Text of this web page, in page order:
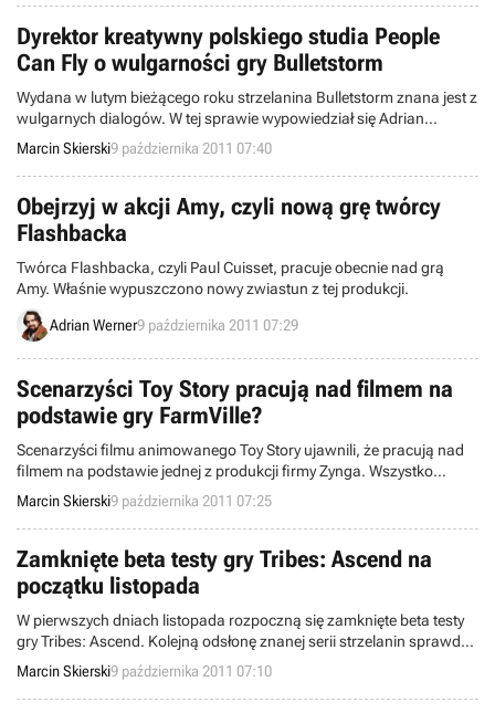
wprawia w dobry nastrój i dodaje energii!
Dyrektor kreatywny polskiego studia People
Can Fly o wulgarności gry Bulletstorm
Wydana w lutym bieżącego roku strzelanina Bulletstorm znana jest z
wulgarnych dialogów. W tej sprawie wypowiedział się Adrian
Chmielarz (dyrektor kreatywny polskiego studia People Can Fly)
przyznając, że w grze było trochę zbyt dużo przekleństw.
Marcin Skierski9 października 2011 07:40
Obejrzyj w akcji Amy, czyli nową grę twórcy
Flashbacka
Twórca Flashbacka, czyli Paul Cuisset, pracuje obecnie nad grą
Amy. Właśnie wypuszczono nowy zwiastun z tej produkcji.
Adrian Werner9 października 2011 07:29
Scenarzyści Toy Story pracują nad filmem na
podstawie gry FarmVille?
Scenarzyści filmu animowanego Toy Story ujawnili, że pracują nad
filmem na podstawie jednej z produkcji firmy Zynga. Wszystko
wskazuje na to, że chodzi o popularną grę FarmVille.
Marcin Skierski9 października 2011 07:25
Zamknięte beta testy gry Tribes: Ascend na
początku listopada
W pierwszych dniach listopada rozpoczną się zamknięte beta testy
gry Tribes: Ascend. Kolejną odsłonę znanej serii strzelanin sprawdzi
tylko wybrana liczba graczy.
Marcin Skierski9 października 2011 07:10